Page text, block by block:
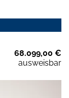
68.099,00 €
ausweisbar